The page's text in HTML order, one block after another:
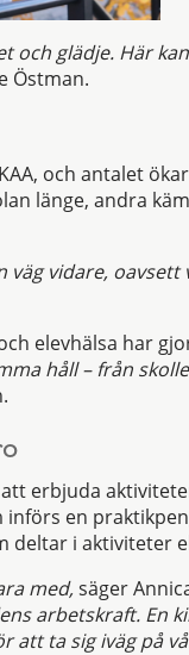
och glädje. Här
Östman.
och antalet
länge, andra
vidare, oavsett
elevhälsa har
håll – från
erbjuda
en
deltar i aktiviteter
med,säger
arbetskraft. En
att ta sig iväg på